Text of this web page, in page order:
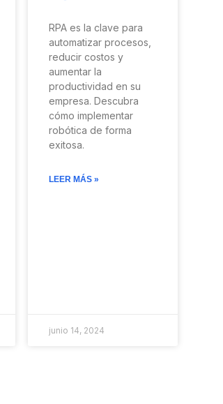
RPA es la clave para
automatizar procesos,
reducir costos y
aumentar la
productividad en su
empresa. Descubra
cómo implementar
robótica de forma
exitosa.
LEER MÁS »
junio 14, 2024